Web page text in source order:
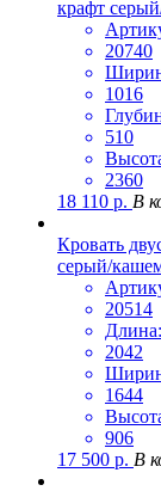
крафт
20740
1016
510
2360
18 110 р. В
Кровать
серый/
20514
Длина:
2042
1644
906
17 500 р. В